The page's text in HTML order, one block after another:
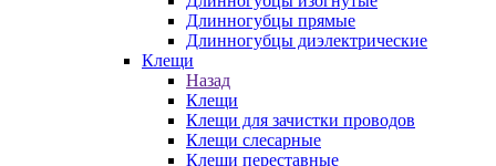
Длинногубцы прямые
Длинногубцы диэлектрические
Клещи
Назад
Клещи
Клещи для зачистки проводов
Клещи слесарные
Клещи переставные